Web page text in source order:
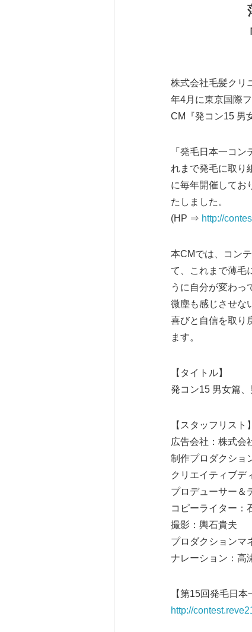
株式会社毛髪クリ
年4月に東京国際
CM『発コン15 男
「発毛日本一コ
れまで発毛に取り
に毎年開催してお
たしました。
(HP ⇒ http://
本CMでは、コン
て、これまで薄毛
うに自分が変わっ
微塵も感じさせな
喜びと自信を取り
ます。
【タイトル】
発コン15 男女篇
【スタッフリスト】
広告会社：株式会
制作プロダクショ
クリエイティブデ
プロデューサー＆
コピーライター：
撮影：輿石貴夫
プロダクションマ
ナレーション：高
【第15回発毛日本
http://